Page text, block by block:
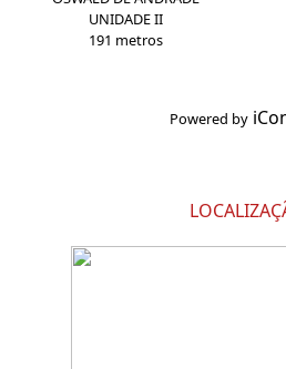
UNIDADE II
191 metros
Powered by